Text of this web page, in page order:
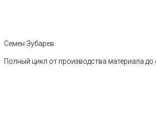
Семен Зубарев:
Полный цикл от производства материала